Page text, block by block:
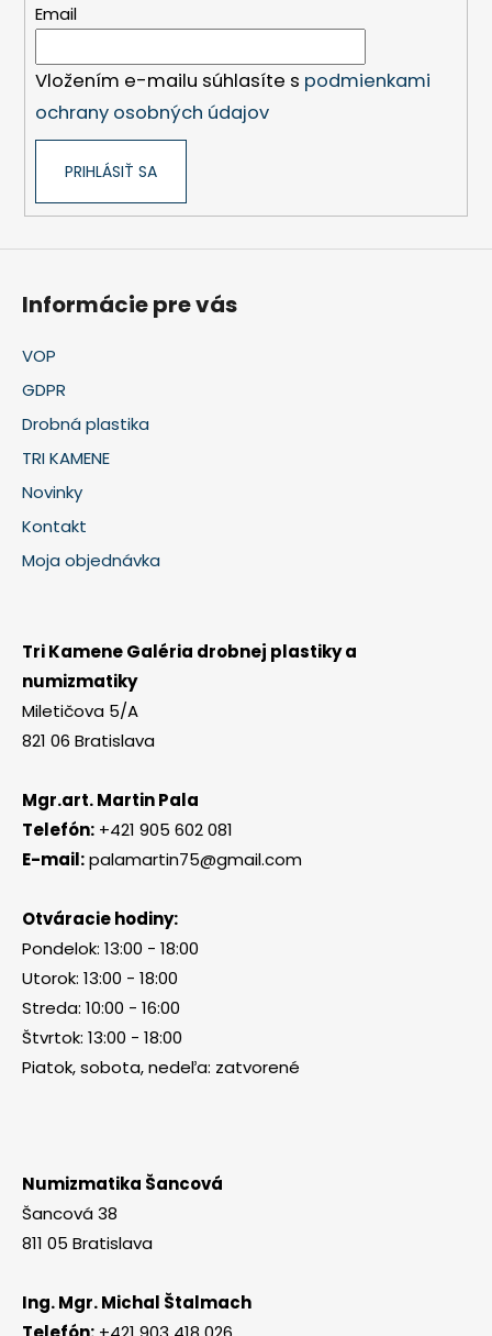
Email
Vložením e-mailu súhlasíte s podmienkami
ochrany osobných údajov
PRIHLÁSIŤ SA
Informácie pre vás
VOP
GDPR
Drobná plastika
TRI KAMENE
Novinky
Kontakt
Moja objednávka
Tri Kamene Galéria drobnej plastiky a
numizmatiky
Miletičova 5/A
821 06 Bratislava
Mgr.art. Martin Pala
Telefón: +421 905 602 081
E-mail:palamartin75@gmail.com
Otváracie hodiny:
Pondelok: 13:00 - 18:00
Utorok: 13:00 - 18:00
Streda: 10:00 - 16:00
Štvrtok: 13:00 - 18:00
Piatok, sobota, nedeľa: zatvorené
Numizmatika Šancová
Šancová 38
811 05 Bratislava
Ing. Mgr. Michal Štalmach